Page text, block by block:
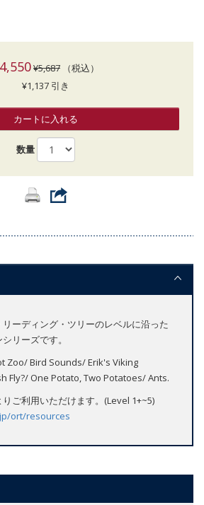
¥5,687 （税込）
¥1,137 引き
カートに入れる
数量
ーディング・ツリーのレベルに沿った
リーズです。
Zoo/ Bird Sounds/ Erik's Viking
Fly?/ One Potato, Two Potatoes/ Ants.
ご利用いただけます。(Level 1+~5)
ort/resources